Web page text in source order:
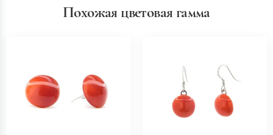
Похожая цветовая гамма